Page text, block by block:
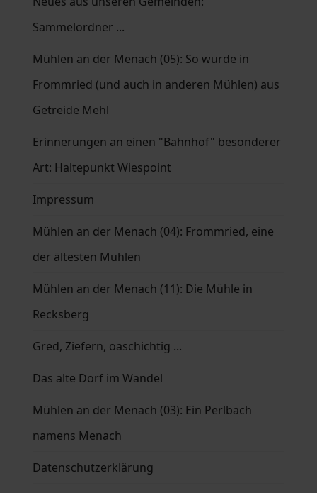
Sammelordner ...
Mühlen an der Menach (05): So wurde in
Frommried (und auch in anderen Mühlen) aus
Getreide Mehl
Erinnerungen an einen "Bahnhof" besonderer
Art: Haltepunkt Wiespoint
Impressum
Mühlen an der Menach (04): Frommried, eine
der ältesten Mühlen
Mühlen an der Menach (11): Die Mühle in
Recksberg
Gred, Ziefern, oaschichtig ...
Das alte Dorf im Wandel
Mühlen an der Menach (03): Ein Perlbach
namens Menach
Datenschutzerklärung